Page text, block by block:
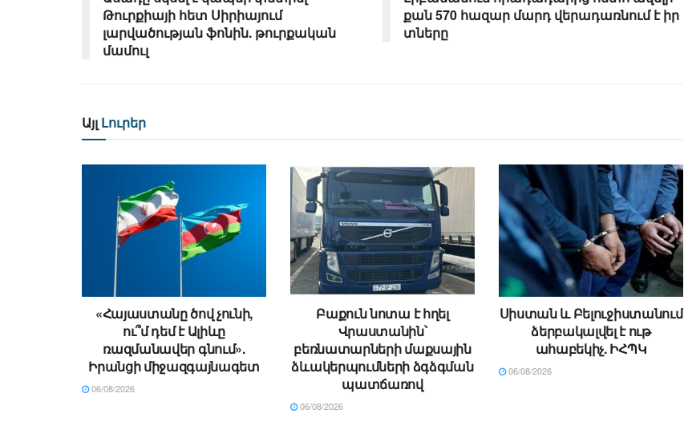
Թուրքիայի հետ Սիրիայում
լարվածության ֆոնին. թուրքական
մամուլ
քան 570 հազար մարդ վերադառնում է իր
տները
Այլ Լուրեր
«Հայաստանը ծով չունի,
ու՞մ դեմ է Ալիևը
ռազմանավեր գնում».
Իրանցի միջազգայնագետ
06/08/2026
Բաքուն նոտա է հղել
Վրաստանին՝
բեռնատարների մաքսային
ձևակերպումների ձգձգման
պատճառով
06/08/2026
Սիստան և Բելուջիստանում
ձերբակալվել է ութ
ահաբեկիչ. ԻՀՊԿ
06/08/2026